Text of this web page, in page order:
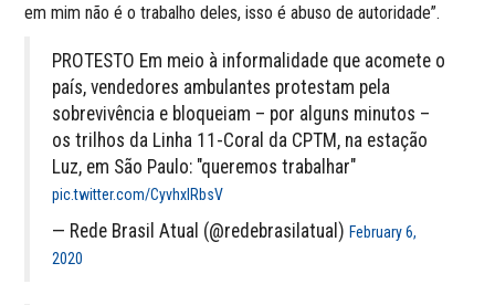
em mim não é o trabalho deles, isso é abuso de autoridade”.
PROTESTO Em meio à informalidade que acomete o
país, vendedores ambulantes protestam pela
sobrevivência e bloqueiam – por alguns minutos –
os trilhos da Linha 11-Coral da CPTM, na estação
Luz, em São Paulo: "queremos trabalhar"
pic.twitter.com/CyvhxlRbsV
— Rede Brasil Atual (@redebrasilatual)February 6,
2020